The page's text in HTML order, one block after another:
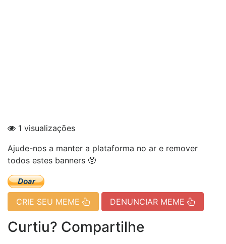
1 visualizações
Ajude-nos a manter a plataforma no ar e remover
todos estes banners 🥺
CRIE SEU MEME DENUNCIAR MEME
Curtiu? Compartilhe